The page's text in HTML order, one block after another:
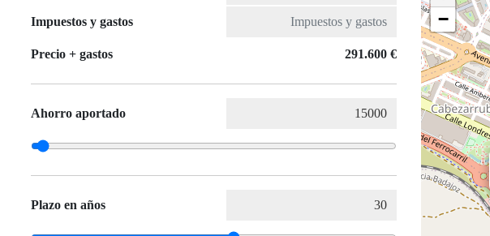
Impuestos y gastos
Precio + gastos 291.600 €
Ahorro aportado
Plazo en años
−